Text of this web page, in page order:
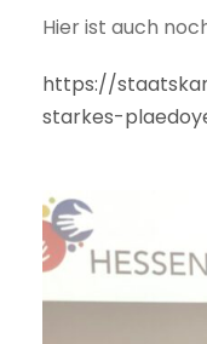
Hier ist auch
https://
starkes-